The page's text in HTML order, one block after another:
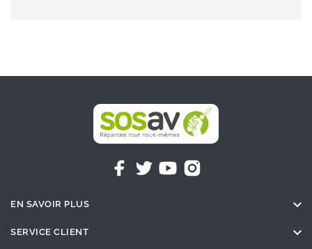
EN SAVOIR PLUS 
SERVICE CLIENT 